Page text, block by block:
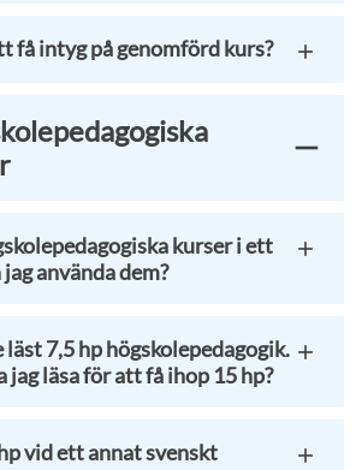
få intyg på genomförd kurs?
kurser i ett
använda dem?
7,5 hp högskolepedagogik.
jag läsa för att få ihop 15 hp?
vid ett annat svenskt